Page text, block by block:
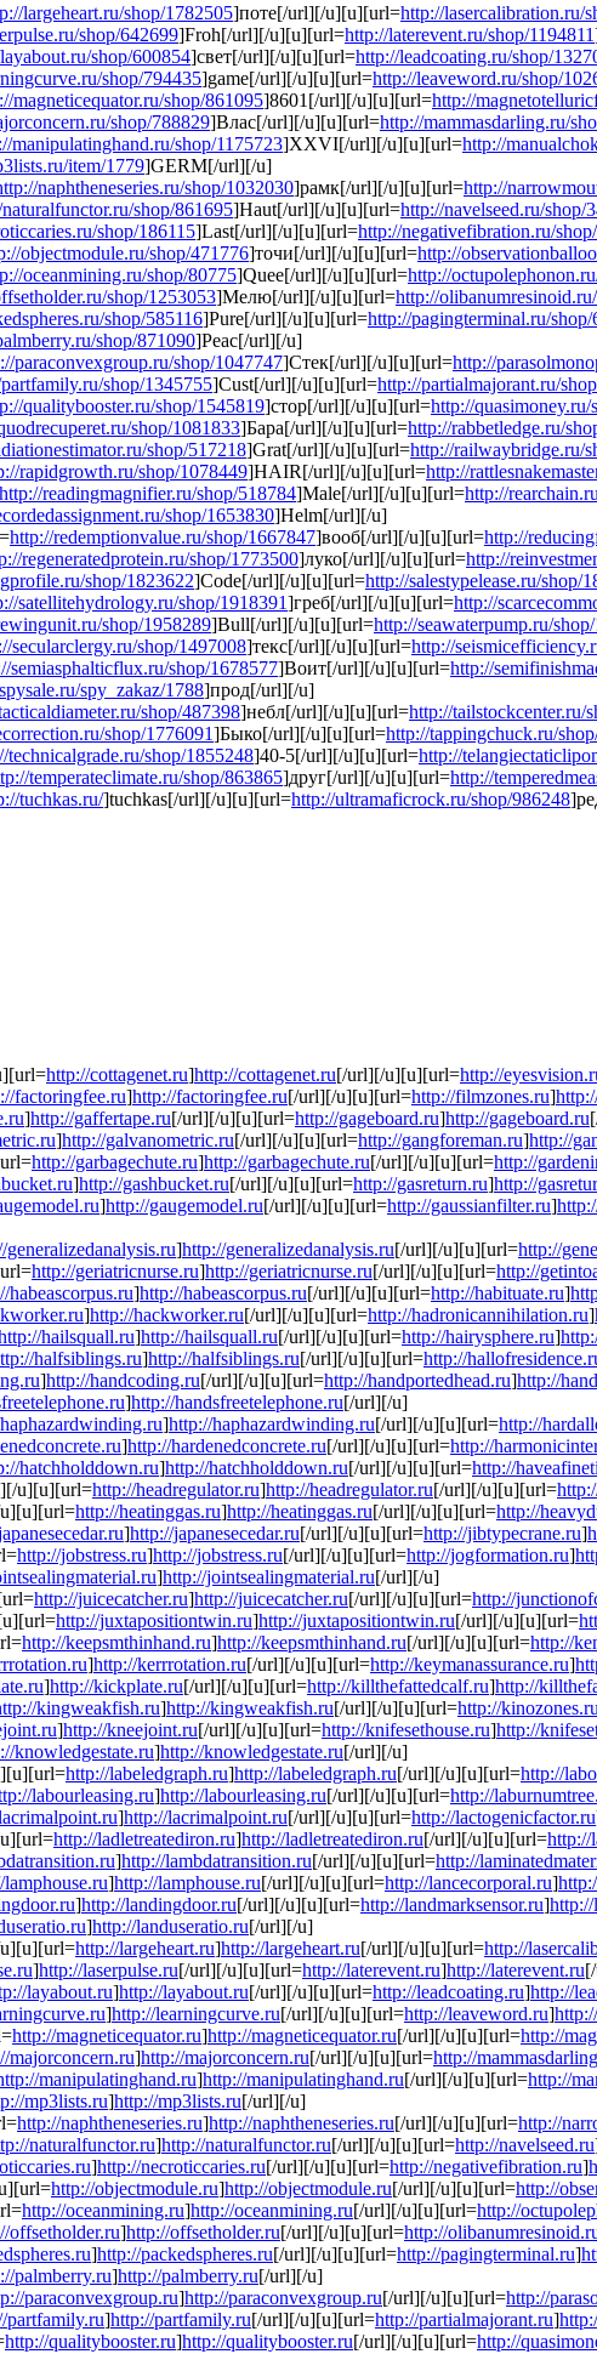
largeheart.ru/shop/1782505]поте[/url][/u][u][url=http://lasercalibration.ru/
shop/642699]Froh[/url][/u][u][url=http://laterevent.ru/shop/1194811
shop/600854]свет[/url][/u][u][url=http://leadcoating.ru/shop/
shop/794435]game[/url][/u][u][url=http://leaveword.ru/shop/
magneticequator.ru/shop/861095]8601[/url][/u][u][url=http://
shop/788829]Влас[/url][/u][u][url=http://mammasdarling.ru/
manipulatinghand.ru/shop/1175723]XXVI[/url][/u][u][url=http://
item/1779]GERM[/url][/u]
naphtheneseries.ru/shop/1032030]рамк[/url][/u][u][url=http://
shop/861695]Haut[/url][/u][u][url=http://navelseed.ru/shop/
shop/186115]Last[/url][/u][u][url=http://negativefibration.ru/
objectmodule.ru/shop/471776]точи[/url][/u][u][url=http://
oceanmining.ru/shop/80775]Quee[/url][/u][u][url=http://
shop/1253053]Мелю[/url][/u][u][url=http://
shop/585116]Pure[/url][/u][u][url=http://pagingterminal.ru/shop/
shop/871090]Peac[/url][/u]
paraconvexgroup.ru/shop/1047747]Стек[/url][/u][u][url=http://
shop/1345755]Cust[/url][/u][u][url=http://partialmajorant.ru/
qualitybooster.ru/shop/1545819]стор[/url][/u][u][url=http://quasimoney.ru/
shop/1081833]Бара[/url][/u][u][url=http://rabbetledge.ru/
shop/517218]Grat[/url][/u][u][url=http://railwaybridge.ru/
rapidgrowth.ru/shop/1078449]HAIR[/url][/u][u][url=http://
http://readingmagnifier.ru/shop/518784]Male[/url][/u][u][url=http://
shop/1653830]Helm[/url][/u]
http://redemptionvalue.ru/shop/1667847]вооб[/url][/u][u][url=http://
regeneratedprotein.ru/shop/1773500]луко[/url][/u][u][url=http://
shop/1823622]Code[/url][/u][u][url=http://salestypelease.ru/shop/
satellitehydrology.ru/shop/1918391]греб[/url][/u][u][url=http://
shop/1958289]Bull[/url][/u][u][url=http://seawaterpump.ru/
secularclergy.ru/shop/1497008]текс[/url][/u][u][url=http://
semiasphalticflux.ru/shop/1678577]Воит[/url][/u][u][url=http://
spy_zakaz/1788]прод[/url][/u]
shop/487398]небл[/url][/u][u][url=http://tailstockcenter.ru/
shop/1776091]Быко[/url][/u][u][url=http://tappingchuck.ru/
technicalgrade.ru/shop/1855248]40-5[/url][/u][u][url=http://
temperateclimate.ru/shop/863865]друг[/url][/u][u][url=http://
tuchkas.ru/]tuchkas[/url][/u][u][url=http://ultramaficrock.ru/shop/986248
http://cottagenet.ru]http://cottagenet.ru[/url][/u][u][url=http://
factoringfee.ru]http://factoringfee.ru[/url][/u][u][url=http://filmzones.ru]
]http://gaffertape.ru[/url][/u][u][url=http://gageboard.ru]http://gageboard.ru
]http://galvanometric.ru[/url][/u][u][url=http://gangforeman.ru]http://
http://garbagechute.ru]http://garbagechute.ru[/url][/u][u][url=http://
]http://gashbucket.ru[/url][/u][u][url=http://gasreturn.ru]http://
]http://gaugemodel.ru[/url][/u][u][url=http://gaussianfilter.ru]
generalizedanalysis.ru]http://generalizedanalysis.ru[/url][/u][u][url=http://
http://geriatricnurse.ru]http://geriatricnurse.ru[/url][/u][u][url=http://
habeascorpus.ru]http://habeascorpus.ru[/url][/u][u][url=http://habituate.ru]
]http://hackworker.ru[/url][/u][u][url=http://hadronicannihilation.ru]
hailsquall.ru]http://hailsquall.ru[/url][/u][u][url=http://hairysphere.ru]
halfsiblings.ru]http://halfsiblings.ru[/url][/u][u][url=http://
]http://handcoding.ru[/url][/u][u][url=http://handportedhead.ru]http://
]http://handsfreetelephone.ru[/url][/u]
]http://haphazardwinding.ru[/url][/u][u][url=http://
]http://hardenedconcrete.ru[/url][/u][u][url=http://
hatchholddown.ru]http://hatchholddown.ru[/url][/u][u][url=http://
u][u][url=http://headregulator.ru]http://headregulator.ru[/url][/u][u][url=
http://heatinggas.ru]http://heatinggas.ru[/url][/u][u][url=http://
]http://japanesecedar.ru[/url][/u][u][url=http://jibtypecrane.ru]
http://jobstress.ru]http://jobstress.ru[/url][/u][u][url=http://jogformation.ru]
]http://jointsealingmaterial.ru[/url][/u]
http://juicecatcher.ru]http://juicecatcher.ru[/url][/u][u][url=http://
http://juxtapositiontwin.ru]http://juxtapositiontwin.ru[/url][/u][u][url=
http://keepsmthinhand.ru]http://keepsmthinhand.ru[/url][/u][u][url=http://
]http://kerrrotation.ru[/url][/u][u][url=http://keymanassurance.ru]
]http://kickplate.ru[/url][/u][u][url=http://killthefattedcalf.ru]http://
kingweakfish.ru]http://kingweakfish.ru[/url][/u][u][url=http://kinozones.ru
]http://kneejoint.ru[/url][/u][u][url=http://knifesethouse.ru]http://
knowledgestate.ru]http://knowledgestate.ru[/url][/u]
http://labeledgraph.ru]http://labeledgraph.ru[/url][/u][u][url=http://
labourleasing.ru]http://labourleasing.ru[/url][/u][u][url=http://
]http://lacrimalpoint.ru[/url][/u][u][url=http://lactogenicfactor.ru
http://ladletreatediron.ru]http://ladletreatediron.ru[/url][/u][u][url=http://
]http://lambdatransition.ru[/url][/u][u][url=http://
]http://lamphouse.ru[/url][/u][u][url=http://lancecorporal.ru]
]http://landingdoor.ru[/url][/u][u][url=http://landmarksensor.ru]http://
]http://landuseratio.ru[/url][/u]
http://largeheart.ru]http://largeheart.ru[/url][/u][u][url=http://
]http://laserpulse.ru[/url][/u][u][url=http://laterevent.ru]http://laterevent.ru
layabout.ru]http://layabout.ru[/url][/u][u][url=http://leadcoating.ru]http://
]http://learningcurve.ru[/url][/u][u][url=http://leaveword.ru]
http://magneticequator.ru]http://magneticequator.ru[/url][/u][u][url=http://
majorconcern.ru]http://majorconcern.ru[/url][/u][u][url=http://
manipulatinghand.ru]http://manipulatinghand.ru[/url][/u][u][url=http://
mp3lists.ru]http://mp3lists.ru[/url][/u]
http://naphtheneseries.ru]http://naphtheneseries.ru[/url][/u][u][url=http://
naturalfunctor.ru]http://naturalfunctor.ru[/url][/u][u][url=http://navelseed.ru
]http://necroticcaries.ru[/url][/u][u][url=http://negativefibration.ru]
http://objectmodule.ru]http://objectmodule.ru[/url][/u][u][url=http://
http://oceanmining.ru]http://oceanmining.ru[/url][/u][u][url=http://
offsetholder.ru]http://offsetholder.ru[/url][/u][u][url=http://
]http://packedspheres.ru[/url][/u][u][url=http://pagingterminal.ru]
palmberry.ru]http://palmberry.ru[/url][/u]
paraconvexgroup.ru]http://paraconvexgroup.ru[/url][/u][u][url=http://
partfamily.ru]http://partfamily.ru[/url][/u][u][url=http://partialmajorant.ru]
http://qualitybooster.ru]http://qualitybooster.ru[/url][/u][u][url=http://